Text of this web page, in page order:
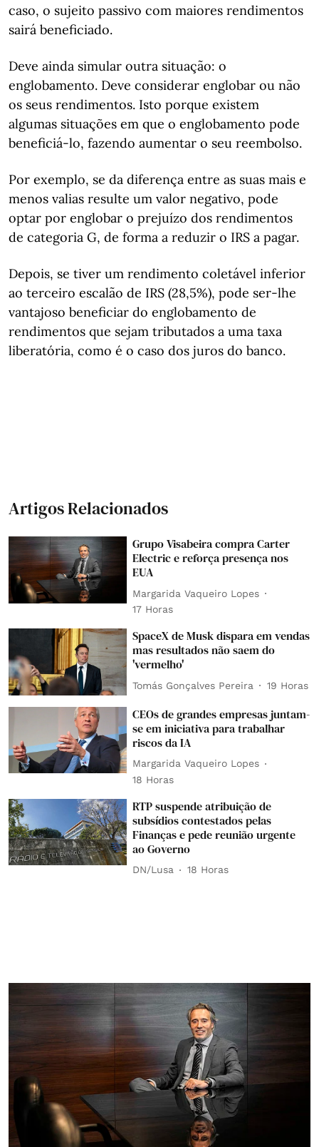
caso, o sujeito passivo com maiores rendimentos
sairá beneficiado.
Deve ainda simular outra situação: o
englobamento. Deve considerar englobar ou não
os seus rendimentos. Isto porque existem
algumas situações em que o englobamento pode
beneficiá-lo, fazendo aumentar o seu reembolso.
Por exemplo, se da diferença entre as suas mais e
menos valias resulte um valor negativo, pode
optar por englobar o prejuízo dos rendimentos
de categoria G, de forma a reduzir o IRS a pagar.
Depois, se tiver um rendimento coletável inferior
ao terceiro escalão de IRS (28,5%), pode ser-lhe
vantajoso beneficiar do englobamento de
rendimentos que sejam tributados a uma taxa
liberatória, como é o caso dos juros do banco.
Artigos Relacionados
Grupo Visabeira compra Carter
Electric e reforça presença nos
EUA
Margarida Vaqueiro Lopes
17 Horas
SpaceX de Musk dispara em vendas
mas resultados não saem do
'vermelho'
Tomás Gonçalves Pereira 19 Horas
CEOs de grandes empresas juntam-
se em iniciativa para trabalhar
riscos da IA
Margarida Vaqueiro Lopes
18 Horas
RTP suspende atribuição de
subsídios contestados pelas
Finanças e pede reunião urgente
ao Governo
DN/Lusa 18 Horas